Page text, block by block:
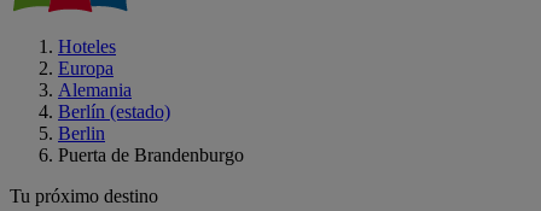
Hoteles
Europa
Alemania
Berlín (estado)
Berlin
Puerta de Brandenburgo
Tu próximo destino